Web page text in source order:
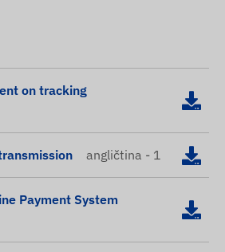
on tracking
angličtina - 1
Payment System